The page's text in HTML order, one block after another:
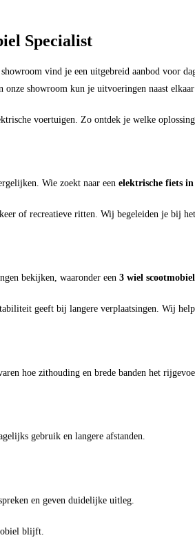
Specialist
vind je een uitgebreid aanbod voor
showroom kun je uitvoeringen naast
voertuigen. Zo ontdek je welke
Wie zoekt naar een elektrische fiets
of recreatieve ritten. Wij begeleiden je bij
bekijken, waaronder een 3 wiel scootmobiel
geeft bij langere verplaatsingen. Wij
hoe zithouding en brede banden het
gebruik en langere afstanden.
en geven duidelijke uitleg.
blijft.